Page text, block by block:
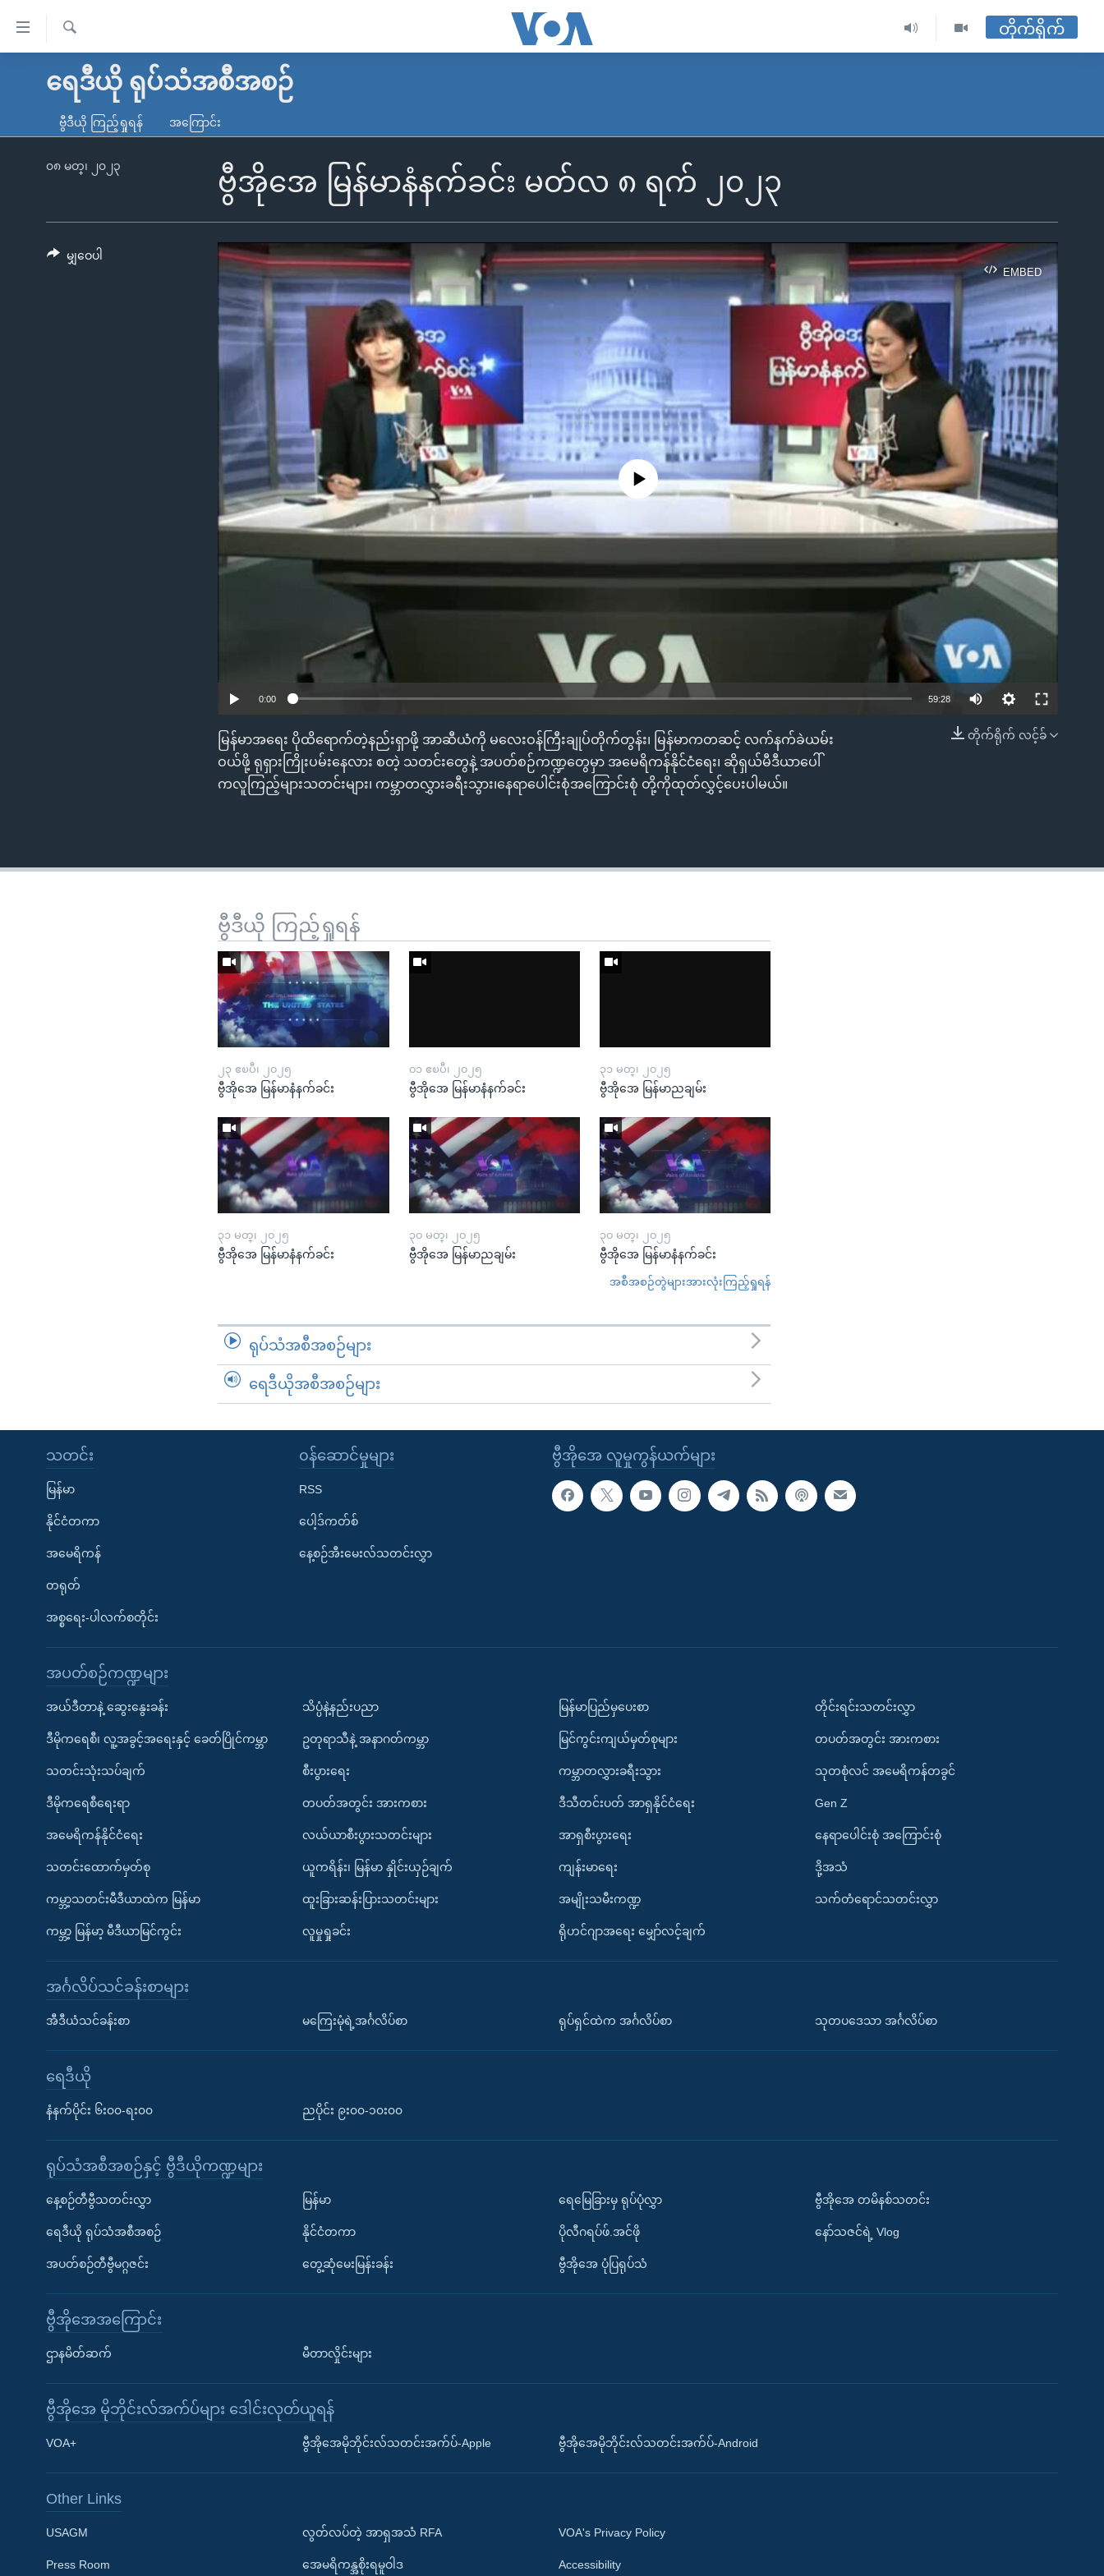
လွယ်ကူ
သည့်
မူလစာမျက်နှာ
ကမ္ဘာ့သတင်းများ
နိုင်ငံတကာ
တရုတ်
အစ္စရေး-ပါလက်စတိုင်း
ရပ်ဝန်းတခု လမ်းတခု အလွန်
အင်္ဂလိပ်စာလေ့လာမယ်
Learning English
ဘာသာစကားများ
ရ
တိုက်ရိုက်
ရေဒီယို ရုပ်သံအစီအစဉ်
ဗွီဒီယို ကြည့်ရှုရန် အကြောင်း
ဗွီအိုအေ မြန်မာနံနက်ခင်း မတ်လ ၈ ရက် ၂၀၂၃
၀၈ မတ္၊ ၂၀၂၃
EMBED
EMBED
No media source currently available
0:00 59:28
တိုက်ရိုက် လင့်ခ်
မြန်မာအရေး ပိုထိရောက်တဲ့နည်းရှာဖို့ အာဆီယံကို မလေးဝန်ကြီးချုပ်တိုက်တွန်း၊ မြန်မာကတဆင့် လက်နက်ခဲယမ်း
ဝယ်ဖို့ ရုရှားကြိုးပမ်းနေလား စတဲ့ သတင်းတွေနဲ့ အပတ်စဉ်ကဏ္ဍတွေမှာ အမေရိကန်နိုင်ငံရေး၊ ဆိုရှယ်မီဒီယာပေါ်
ကလူကြည့်များသတင်းများ၊ ကမ္ဘာတလွှားခရီးသွား၊နေရာပေါင်းစုံအကြောင်းစုံ တို့ကိုထုတ်လွှင့်ပေးပါမယ်။
မျှဝေပါ
ဗွီဒီယို ကြည့်ရှုရန်
၂၃ ဧၿပီ၊ ၂၀၂၅
ဗွီအိုအေ မြန်မာနံနက်ခင်း
၀၁ ဧၿပီ၊ ၂၀၂၅
ဗွီအိုအေ မြန်မာနံနက်ခင်း
၃၁ မတ္၊ ၂၀၂၅
ဗွီအိုအေ မြန်မာညချမ်း
၃၁ မတ္၊ ၂၀၂၅
ဗွီအိုအေ မြန်မာနံနက်ခင်း
၃၀ မတ္၊ ၂၀၂၅
ဗွီအိုအေ မြန်မာညချမ်း
၃၀ မတ္၊ ၂၀၂၅
ဗွီအိုအေ မြန်မာနံနက်ခင်း
အစီအစဉ်တွဲများအားလုံးကြည့်ရှုရန်
ရုပ်သံအစီအစဉ်များ
ရေဒီယိုအစီအစဉ်များ
ဗွီအိုအေ လူမှုကွန်ယက်များ
သတင်း
မြန်မာ
နိုင်ငံတကာ
အမေရိကန်
တရုတ်
အစ္စရေး-ပါလက်စတိုင်း
၀န်ဆောင်မှုများ
RSS
ပေါ့ဒ်ကတ်စ်
နေ့စဉ်အီးမေးလ်သတင်းလွှာ
အပတ်စဉ်ကဏ္ဍများ
အယ်ဒီတာနဲ့ ဆွေးနွေးခန်း
ဒီမိုကရေစီ၊ လူ့အခွင့်အရေးနှင့် ခေတ်ပြိုင်ကမ္ဘာ
သတင်းသုံးသပ်ချက်
ဒီမိုကရေစီရေးရာ
အမေရိကန်နိုင်ငံရေး
သတင်းထောက်မှတ်စု
ကမ္ဘာ့သတင်းမီဒီယာထဲက မြန်မာ
ကမ္ဘာ့ မြန်မာ့ မီဒီယာမြင်ကွင်း
သိပ္ပံနဲ့နည်းပညာ
ဥတုရာသီနဲ့ အနာဂတ်ကမ္ဘာ
စီးပွားရေး
တပတ်အတွင်း အားကစား
လယ်ယာစီးပွားသတင်းများ
ယူကရိန်း၊ မြန်မာ နှိုင်းယှဉ်ချက်
ထူးခြားဆန်းပြားသတင်းများ
လူမှုရှုခင်း
မြန်မာပြည်မှပေးစာ
မြင်ကွင်းကျယ်မှတ်စုများ
ကမ္ဘာတလွှားခရီးသွား
ဒီသီတင်းပတ် အာရှနိုင်ငံရေး
အာရှစီးပွားရေး
ကျန်းမာရေး
အမျိုးသမီးကဏ္ဍ
ရိုဟင်ဂျာအရေး မျှော်လင့်ချက်
တိုင်းရင်းသတင်းလွှာ
တပတ်အတွင်း အားကစား
သုတစုံလင် အမေရိကန်တခွင်
Gen Z
နေရာပေါင်းစုံ အကြောင်းစုံ
ဒို့အသံ
သက်တံရောင်သတင်းလွှာ
အင်္ဂလိပ်သင်ခန်းစာများ
အီဒီယံသင်ခန်းစာ မကြေးမုံရဲ့အင်္ဂလိပ်စာ ရုပ်ရှင်ထဲက အင်္ဂလိပ်စာ သုတပဒေသာ အင်္ဂလိပ်စာ
ရေဒီယို
နံနက်ပိုင်း ၆း၀၀-ရး၀၀ ညပိုင်း ၉း၀၀-၁၀း၀၀
ရုပ်သံအစီအစဉ်နှင့် ဗွီဒီယိုကဏ္ဍများ
နေ့စဉ်တီဗွီသတင်းလွှာ
ရေဒီယို ရုပ်သံအစီအစဉ်
အပတ်စဉ်တီဗွီမဂ္ဂဇင်း
မြန်မာ
နိုင်ငံတကာ
တွေ့ဆုံမေးမြန်းခန်း
ရေမြေခြားမှ ရုပ်ပုံလွှာ
ပိုလီဂရပ်ဖ်.အင်ဖို
ဗွီအိုအေ ပုံပြရုပ်သံ
ဗွီအိုအေ တမိနစ်သတင်း
နော်သဇင်ရဲ့ Vlog
ဗွီအိုအေအကြောင်း
ဌာနမိတ်ဆက် မီတာလှိုင်းများ
ဗွီအိုအေ မိုဘိုင်းလ်အက်ပ်များ ဒေါင်းလုတ်ယူရန်
VOA+ ဗွီအိုအေမိုဘိုင်းလ်သတင်းအက်ပ်-Apple ဗွီအိုအေမိုဘိုင်းလ်သတင်းအက်ပ်-Android
Other Links
USAGM
Press Room
လွတ်လပ်တဲ့ အာရှအသံ RFA
အေမရိကန္အစိုးရမူဝါဒ
VOA's Privacy Policy
Accessibility